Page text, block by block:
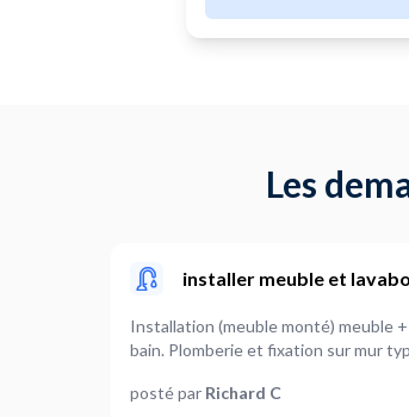
Les
installer meuble et lavabo
Installation (meuble monté) meuble + lavabo + robinet
bain. Plomberie et fixation sur mur
posté par Richard C